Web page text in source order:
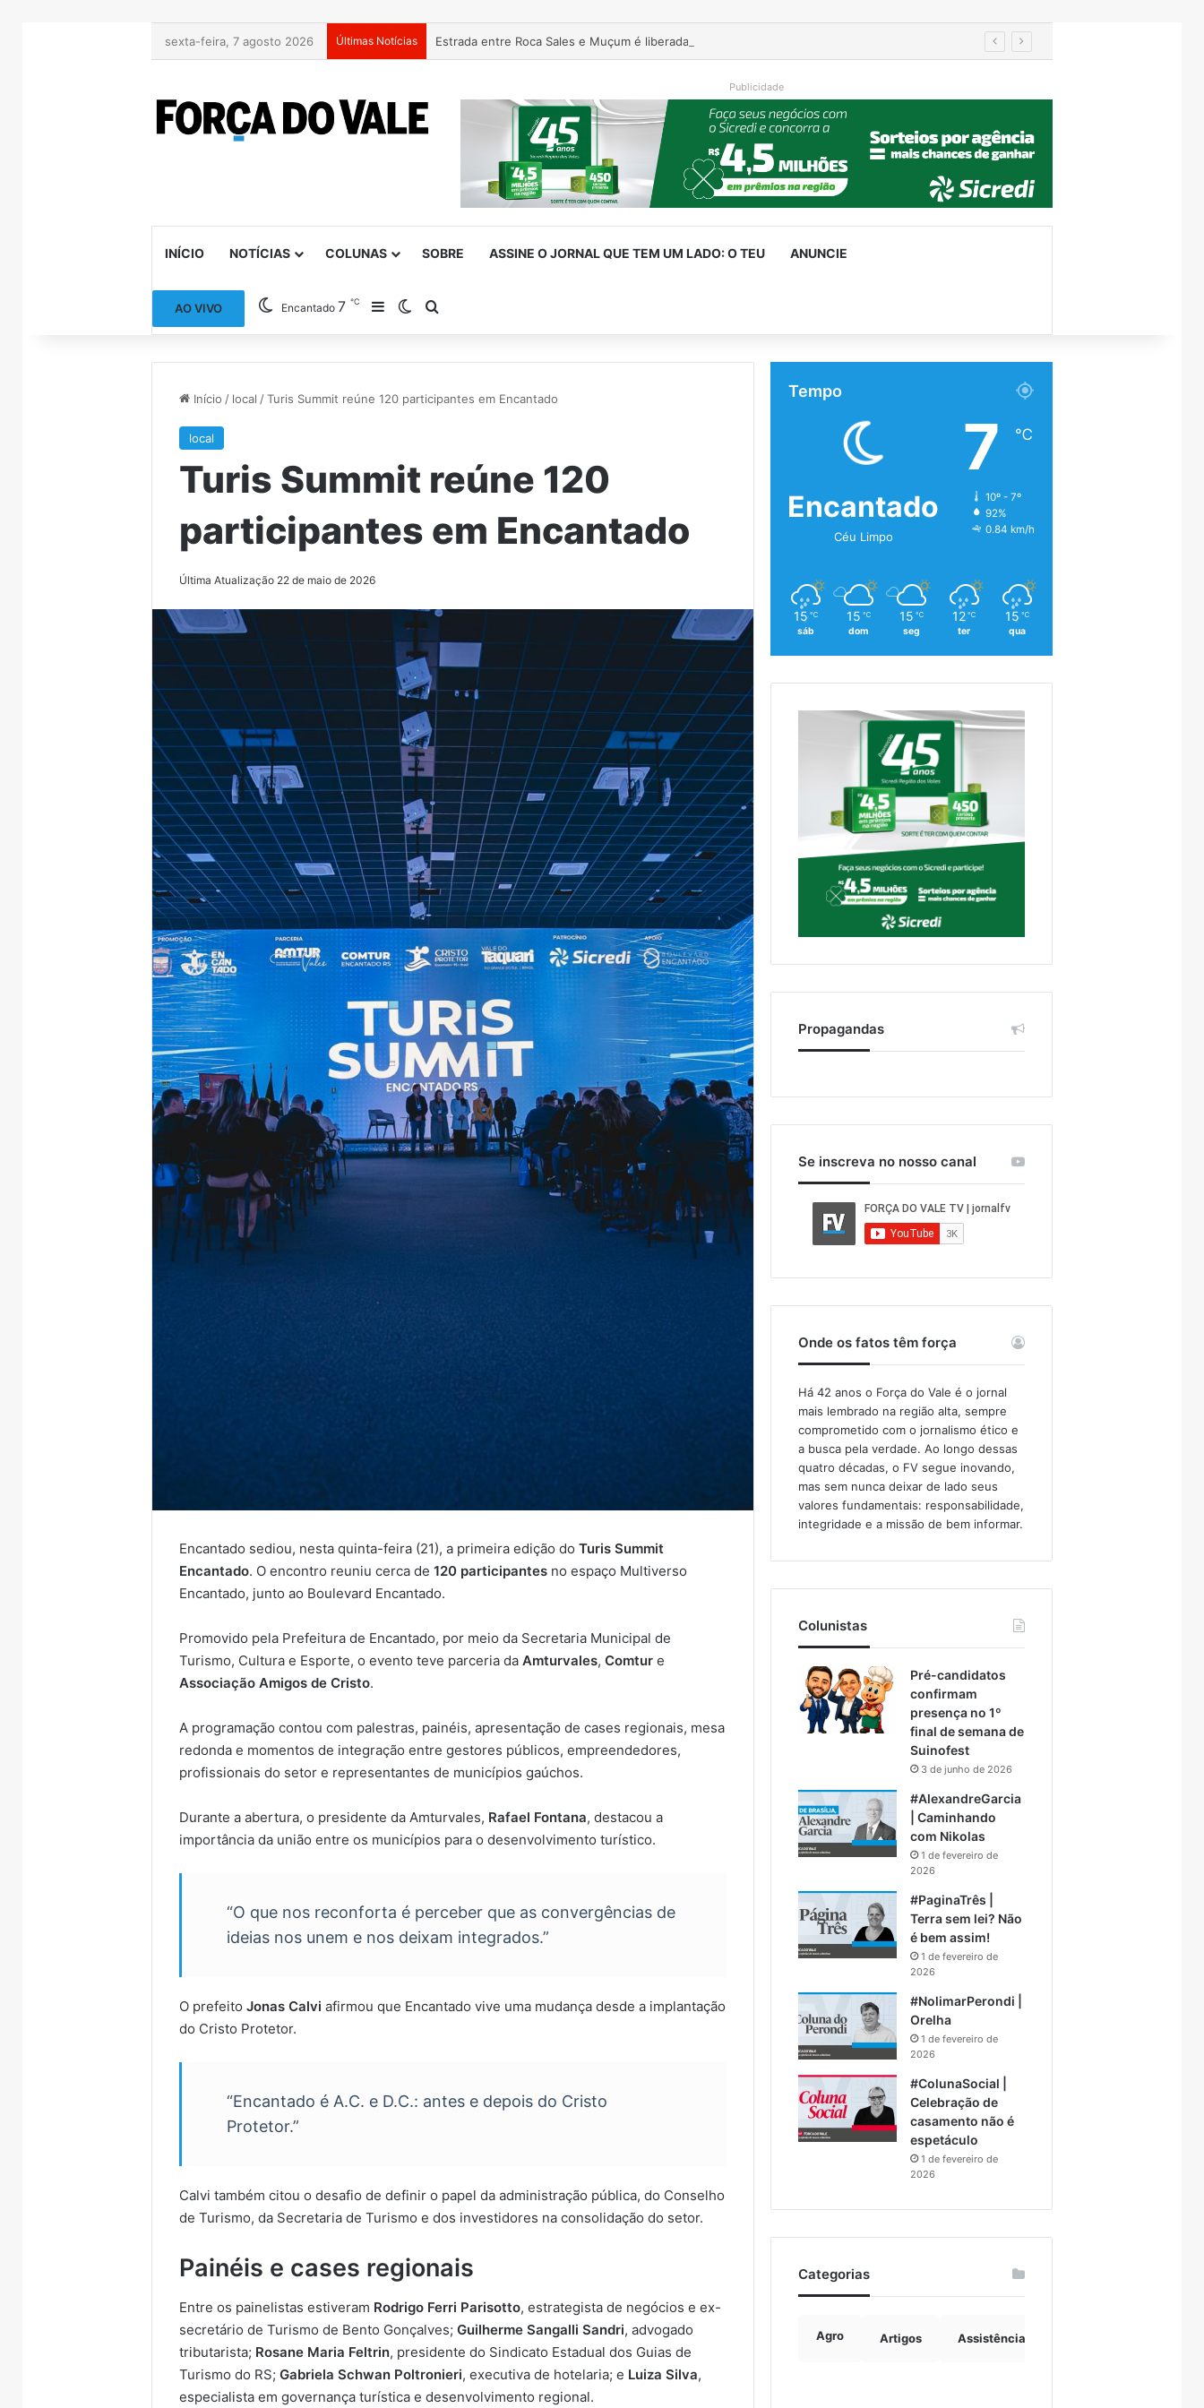
sexta-feira, 7 agosto 2026 Últimas Notícias Estrada entre Roca Sales e Muçum é liberada após serviços de manutenção
Publicidade
INÍCIO NOTÍCIAS COLUNAS SOBRE ASSINE O JORNAL QUE TEM UM LADO: O TEU ANUNCIE
AO VIVO Encantado 7℃ Barra Lateral
Switch skin
Início / local / Turis Summit reúne 120 participantes em Encantado
local
Turis Summit reúne 120
participantes em Encantado
Última Atualização 22 de maio de 2026
Encantado sediou, nesta quinta-feira (21), a primeira edição doTuris Summit
Encantado. O encontro reuniu cerca de120 participantes no espaço Multiverso
Encantado, junto ao Boulevard Encantado.
Promovido pela Prefeitura de Encantado, por meio da Secretaria Municipal de
Turismo, Cultura e Esporte, o evento teve parceria daAmturvales,Comtur e
Associação Amigos de Cristo.
A programação contou com palestras, painéis, apresentação de cases regionais, mesa
redonda e momentos de integração entre gestores públicos, empreendedores,
profissionais do setor e representantes de municípios gaúchos.
Durante a abertura, o presidente da Amturvales, Rafael Fontana, destacou a
importância da união entre os municípios para o desenvolvimento turístico.
“O que nos reconforta é perceber que as convergências de
ideias nos unem e nos deixam integrados.”
O prefeitoJonas Calvi afirmou que Encantado vive uma mudança desde a implantação
do Cristo Protetor.
“Encantado é A.C. e D.C.: antes e depois do Cristo
Protetor.”
Calvi também citou o desafio de definir o papel da administração pública, do Conselho
de Turismo, da Secretaria de Turismo e dos investidores na consolidação do setor.
Painéis e cases regionais
Entre os painelistas estiveram Rodrigo Ferri Parisotto, estrategista de negócios e ex-
secretário de Turismo de Bento Gonçalves;Guilherme Sangalli Sandri, advogado
tributarista; Rosane Maria Feltrin, presidente do Sindicato Estadual dos Guias de
Turismo do RS;Gabriela Schwan Poltronieri, executiva de hotelaria; e Luiza Silva,
especialista em governança turística e desenvolvimento regional.
Tempo
Encantado
Céu Limpo
7 ℃
10º - 7º
92%
0.84 km/h
15 ℃
sáb
15 ℃
dom
15 ℃
seg
12 ℃
ter
15 ℃
qua
Propagandas
Se inscreva no nosso canal
Onde os fatos têm força
Há 42 anos o Força do Vale é o jornal
mais lembrado na região alta, sempre
comprometido com o jornalismo ético e
a busca pela verdade. Ao longo dessas
quatro décadas, o FV segue inovando,
mas sem nunca deixar de lado seus
valores fundamentais: responsabilidade,
integridade e a missão de bem informar.​
Colunistas
Pré-candidatos
confirmam
presença no 1º
final de semana de
Suinofest
3 de junho de 2026
#AlexandreGarcia
| Caminhando
com Nikolas
1 de fevereiro de
2026
#PaginaTrês |
Terra sem lei? Não
é bem assim!
1 de fevereiro de
2026
#NolimarPerondi |
Orelha
1 de fevereiro de
2026
#ColunaSocial |
Celebração de
casamento não é
espetáculo
1 de fevereiro de
2026
Categorias
Agro Artigos Assistência Social